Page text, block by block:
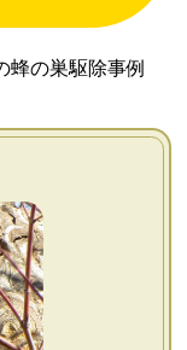
蜂の巣駆除事例